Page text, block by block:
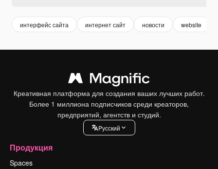
интерфейс сайта интернет сайт новости website
Креативная платформа для создания ваших лучших работ.
Более 1 миллиона подписчиков среди креаторов,
предприятий, агентств и студий.
Pусский
Продукция
Spaces